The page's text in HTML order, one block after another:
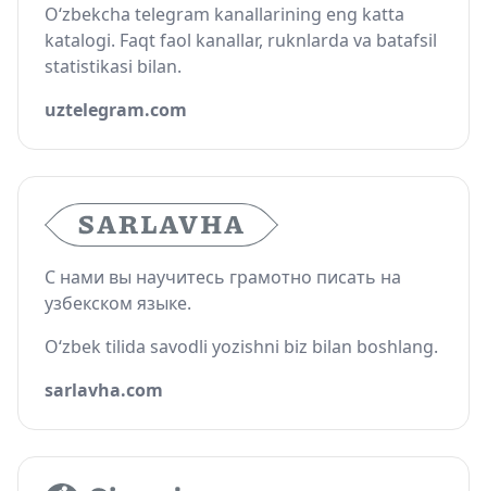
O‘zbekcha telegram kanallarining eng katta
katalogi. Faqt faol kanallar, ruknlarda va batafsil
statistikasi bilan.
uztelegram.com
С нами вы научитесь грамотно писать на
узбекском языке.
O‘zbek tilida savodli yozishni biz bilan boshlang.
sarlavha.com